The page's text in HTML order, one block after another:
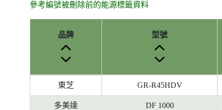
參考編號被刪除前的能源標籤資料
品牌 型號
東芝 GR-R45HDV
多美達 DF 1000